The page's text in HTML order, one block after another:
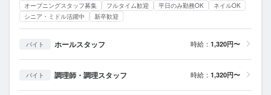
オープニングスタッフ募集 フルタイム歓迎 平日のみ勤務OK
ネイルOK
シニア・ミドル活躍中
新卒歓迎
バイト ホールスタッフ 時給： 1,320円〜
バイト 調理師・調理スタッフ 時給： 1,320円〜